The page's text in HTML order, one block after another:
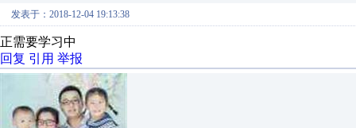
发表于：2018-12-04 19:13:38
正需要学习中
回复 引用 举报